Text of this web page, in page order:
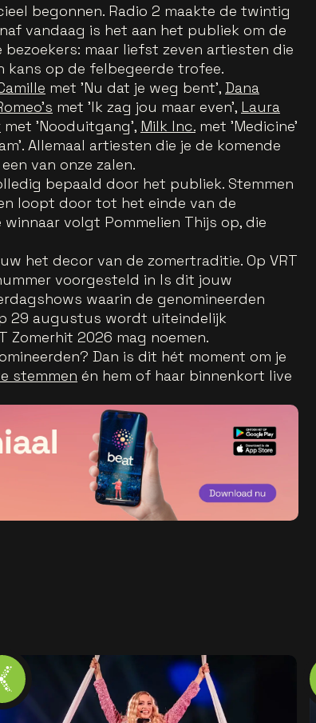
begonnen. Radio 2 maakte de twintig
vandaag is het aan het publiek om de
maar liefst zeven artiesten die
kans op de felbegeerde trofee.
met 'Nu dat je weg bent', Dana
met 'Ik zag jou maar even', Laura
met 'Nooduitgang', Milk Inc. met 'Medicine'
Allemaal artiesten die je de komende
van onze zalen.
bepaald door het publiek. Stemmen
loopt door tot het einde van de
volgt Pommelien Thijs op, die
het decor van de zomertraditie. Op VRT
voorgesteld in Is dit jouw
waarin de genomineerden
29 augustus wordt uiteindelijk
Zomerhit 2026 mag noemen.
Dan is dit hét moment om je
stemmen én hem of haar binnenkort live